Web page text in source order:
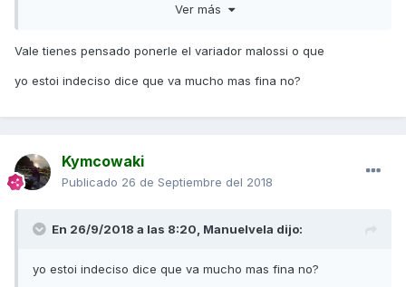
puedes cambiar los colores en el panel pero no hace nada.
salga mas rapido que tu en los semaforos, ni siquiera motos
muy grandes.
carretera superando velocidades legales se nota que la ak
es mas potente, si no esta limitada,claro.
Ver más
Vale tienes pensado ponerle el variador malossi o que
yo estoi indeciso dice que va mucho mas fina no?
Kymcowaki
Publicado 26 de Septiembre del 2018
En 26/9/2018 a las 8:20, Manuelvela dijo:
yo estoi indeciso dice que va mucho mas fina no?